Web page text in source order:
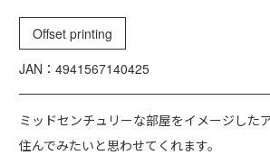
Offset printing
JAN：4941567140425
ミッドセンチュリーな部屋をイメージした
住んでみたいと思わせてくれます。